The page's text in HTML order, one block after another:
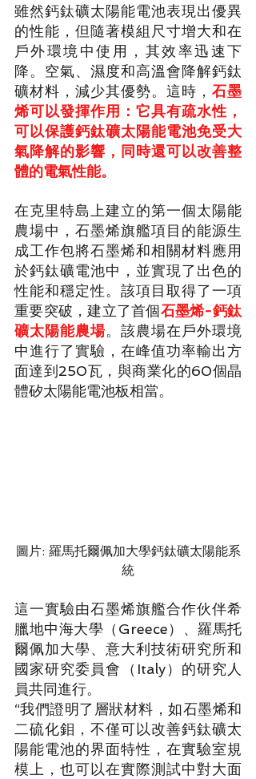
雖然鈣鈦礦太陽能電池表現出優異
的性能，但隨著模組尺寸增大和在
戶外環境中使用，其效率迅速下
降。空氣、濕度和高溫會降解鈣鈦
礦材料，減少其優勢。這時， 石墨
烯可以發揮作用：它具有疏水性，
可以保護鈣鈦礦太陽能電池免受大
氣降解的影響，同時還可以改善整
體的電氣性能。
在克里特島上建立的第一個太陽能
農場中，石墨烯旗艦項目的能源生
成工作包將石墨烯和相關材料應用
於鈣鈦礦電池中，並實現了出色的
性能和穩定性。該項目取得了一項
重要突破，建立了首個石墨烯-鈣鈦
礦太陽能農場。該農場在戶外環境
中進行了實驗，在峰值功率輸出方
面達到250瓦，與商業化的60個晶
體矽太陽能電池板相當。
圖片: 羅馬托爾佩加大學鈣鈦礦太陽能系
統
這一實驗由石墨烯旗艦合作伙伴希
臘地中海大學（Greece）、羅馬托
爾佩加大學、意大利技術研究所和
國家研究委員會（Italy）的研究人
員共同進行。
“我們證明了層狀材料，如石墨烯和
二硫化鉬，不僅可以改善鈣鈦礦太
陽能電池的界面特性，在實驗室規
模上，也可以在實際測試中對大面